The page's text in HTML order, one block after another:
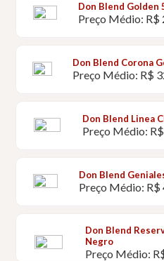
Don Blend Golden
Preço Médio: R$
Don Blend Corona
Preço Médio: R$
Don Blend Linea
Preço Médio:
Don Blend
Preço Médio: R$
Don Blend
Negro
Preço Médio: